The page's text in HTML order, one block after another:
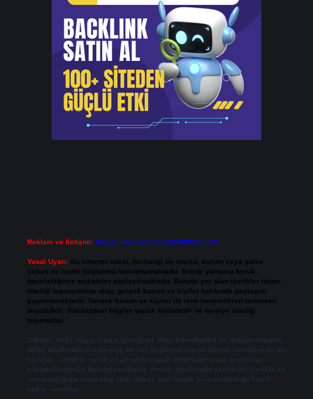
Reklam ve İletişim: Skype: live:.cid.575569c608265c69
Yasal Uyarı: Bu internet sitesi, herhangi bir marka, kurum veya şahıs
şirketi ile hiçbir bağlantısı bulunmamaktadır. Sitede yalnızca kendi
hazırladığımız makaleler paylaşılmaktadır. Burada yer alan içerikler haber
niteliği taşımamakta olup, gerçek kurum ve kişiler hakkında paylaşım
yapılmamaktadır. Gerçek kurum ve kişiler ile isim benzerlikleri tamamen
tesadüfidir. Sitemizdeki bilgiler taslak halindedir ve tavsiye niteliği
taşımazlar.
Sitemiz, 5651 Sayılı Kanun gereğince Bilgi Teknolojileri ve İletişim Kurumu
(BTK) tarafından onaylanmış bir Yer Sağlayıcı olarak hizmet vermektedir. Bu
nedenle, sitedeki içerikleri proaktif olarak denetleme veya araştırma
yükümlülüğümüz bulunmamaktadır. Ancak, üyelerimiz yazdıkları içeriklerin
sorumluluğunu taşımakta olup, siteye üye olarak bu sorumluluğu kabul
etmiş sayılırlar.